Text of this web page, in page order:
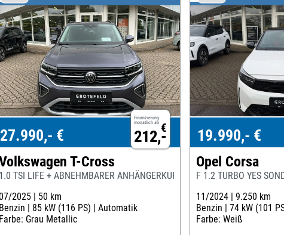
Finanzierung
monatlich ab €
212,-
27.990,- €
T-Cross
1.0 TSI LIFE + ABNEHMBARER ANHÄNGERKUPPLUNG
2025 | 50 km
Benzin | 85 kW (116 PS) | Automatik
Farbe: Grau Metallic
19.990,- €
Opel Corsa
F 1.2 TURBO YES
11/2024 | 9.250 km
Benzin | 74 kW (101
Farbe: Weiß